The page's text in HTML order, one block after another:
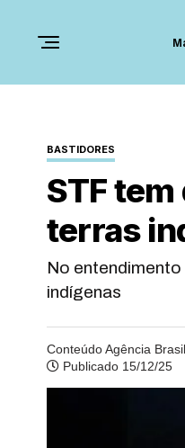
BASTIDORES
STF
terras
No
indígenas
Conteúdo Agência Brasil
Publicado 15/12/25